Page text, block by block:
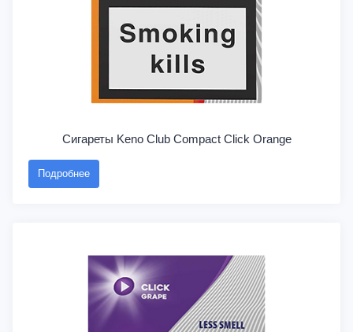
Сигареты Keno Club Compact Click Orange
Подробнее